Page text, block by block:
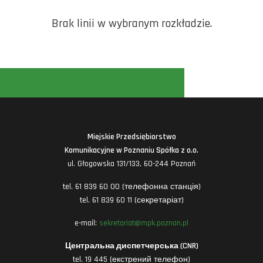
Brak linii w wybranym rozkładzie.
Miejskie Przedsiębiorstwo
Komunikacyjne w Poznaniu Spółka z o.o.
ul. Głogowska 131/133, 60-244 Poznań
tel. 61 839 60 00 (телефонна станція)
tel. 61 839 60 11 (секретаріат)
e-mail: sekretariat@mpk.poznan.pl
Центральна диспетчерська (CNR)
tel. 19 445 (екстрений телефон)